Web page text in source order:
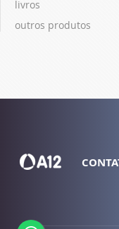
livros
outros produtos